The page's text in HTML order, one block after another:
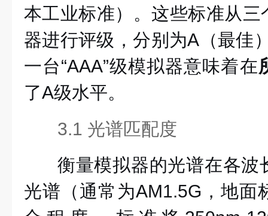
本工业标准）。这些标准从
器进行评级，分别为A（最佳
一台“AAA”级模拟器意味着在
了A级水平。
3.1 光谱匹配度
衡量模拟器的光谱在各波
光谱（通常为AM1.5G，地面